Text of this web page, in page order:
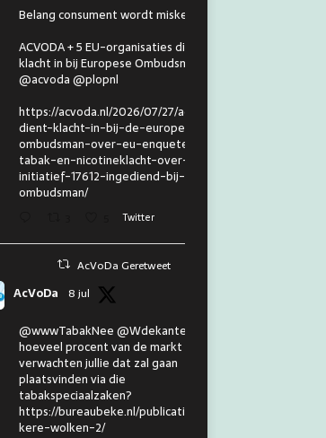
Belang consument wordt miskend.
ACVODA + 5 EU-organisaties dienen
klacht in bij Europese Ombudsman.
@acvoda @plopnl
https://acvoda.nl/2026/07/27/acvoda-
dient-klacht-in-bij-de-europese-
ombudsman-over-eu-enquete-
tabak-en-nicotineklacht-over-eu-
initiatief-17612-ingediend-bij-de-
ombudsman/
Twitter
AcVoDa Geretweet
AcVoDa 8 jul
@wwwTabakNee @Wdekanter En
hoeveel procent van de markt
verwachten jullie dat zal gaan
plaatsvinden via die
tabakspeciaalzaken?
https://bureaubeke.nl/publicaties/don
kere-wolken-2/